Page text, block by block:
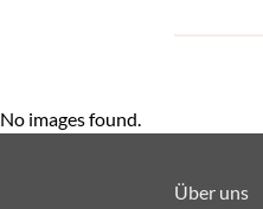
No images found.
Über uns